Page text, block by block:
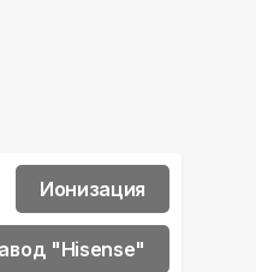
Ионизация
"Hisense"